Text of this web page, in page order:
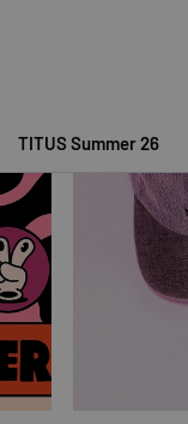
TITUS Summer 26